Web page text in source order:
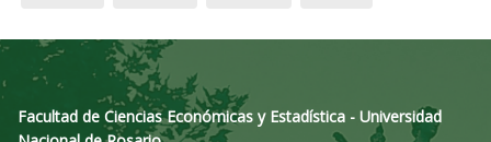
Facultad de Ciencias Económicas y Estadística - Universidad